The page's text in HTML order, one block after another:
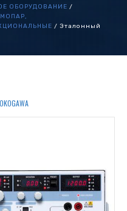
ОБОРУДОВАНИЕ /
/ Эталонный